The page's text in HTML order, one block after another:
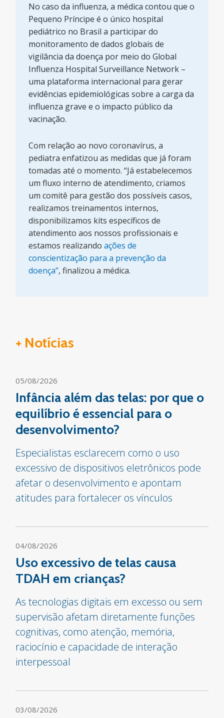
No caso da influenza, a médica contou que o
Pequeno Príncipe é o único hospital
pediátrico no Brasil a participar do
monitoramento de dados globais de
vigilância da doença por meio do Global
Influenza Hospital Surveillance Network –
uma plataforma internacional para gerar
evidências epidemiológicas sobre a carga da
influenza grave e o impacto público da
vacinação.
Com relação ao novo coronavírus, a
pediatra enfatizou as medidas que já foram
tomadas até o momento. “Já estabelecemos
um fluxo interno de atendimento, criamos
um comitê para gestão dos possíveis casos,
realizamos treinamentos internos,
disponibilizamos kits específicos de
atendimento aos nossos profissionais e
estamos realizandoações de
conscientização para a prevenção da
doença”, finalizou a médica.
+ Notícias
05/08/2026
Infância além das telas: por que o
equilíbrio é essencial para o
desenvolvimento?
Especialistas esclarecem como o uso
excessivo de dispositivos eletrônicos pode
afetar o desenvolvimento e apontam
atitudes para fortalecer os vínculos
04/08/2026
Uso excessivo de telas causa
TDAH em crianças?
As tecnologias digitais em excesso ou sem
supervisão afetam diretamente funções
cognitivas, como atenção, memória,
raciocínio e capacidade de interação
interpessoal
03/08/2026